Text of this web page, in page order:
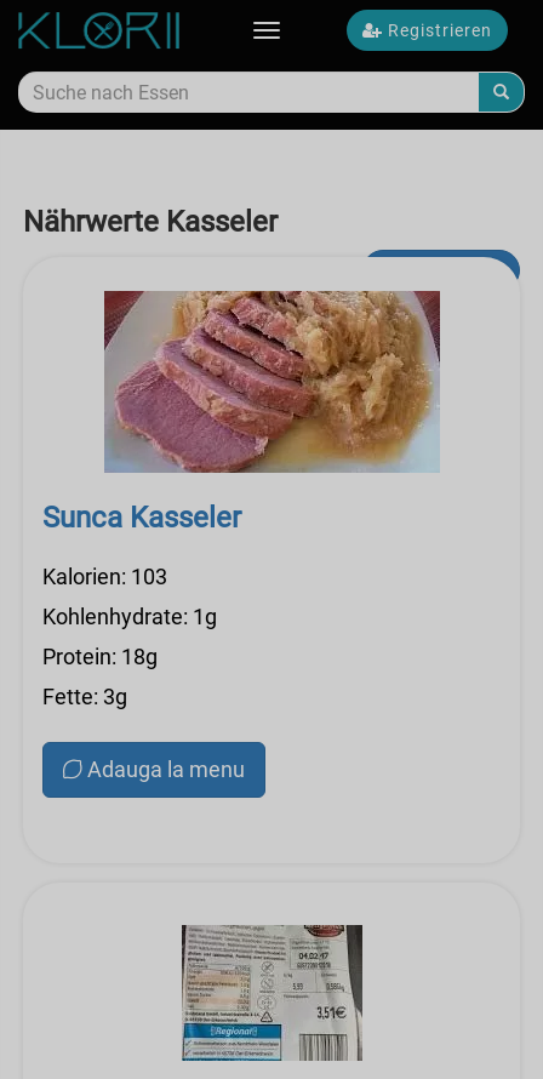
Registrieren
Toggle
Nährwerte Kasseler
Sunca Kasseler
Kalorien: 103
Kohlenhydrate: 1g
Protein: 18g
Fette: 3g
Adauga la menu